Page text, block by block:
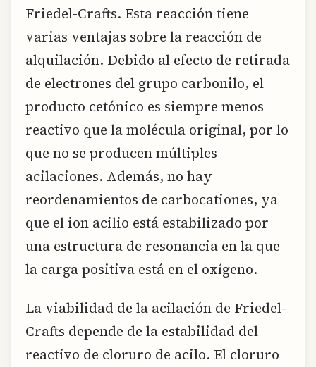
Friedel-Crafts. Esta reacción tiene
varias ventajas sobre la reacción de
alquilación. Debido al efecto de retirada
de electrones del grupo carbonilo, el
producto cetónico es siempre menos
reactivo que la molécula original, por lo
que no se producen múltiples
acilaciones. Además, no hay
reordenamientos de carbocationes, ya
que el ion acilio está estabilizado por
una estructura de resonancia en la que
la carga positiva está en el oxígeno.
La viabilidad de la acilación de Friedel-
Crafts depende de la estabilidad del
reactivo de cloruro de acilo. El cloruro